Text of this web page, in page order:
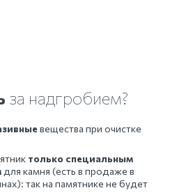
за надгробием?
вещества при очистке
только специальным
для камня (есть в продаже в
так на памятнике не будет